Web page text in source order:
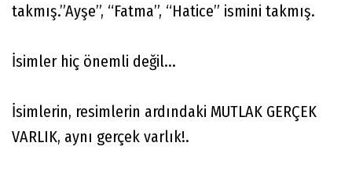
takmış.”Ayşe”, “Fatma”, “Hatice” ismini takmış.
İsimler hiç önemli değil...
İsimlerin, resimlerin ardındaki MUTLAK GERÇEK
VARLIK, aynı gerçek varlık!.